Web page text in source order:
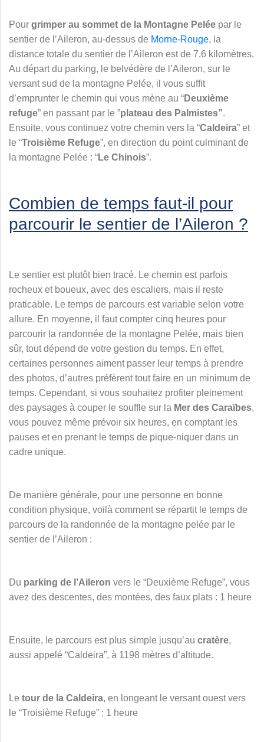
Pour grimper au sommet de la Montagne Pelée par le
sentier de l’Aileron, au-dessus de Morne-Rouge, la
distance totale du sentier de l’Aileron est de 7.6 kilomètres.
Au départ du parking, le belvédère de l’Aileron, sur le
versant sud de la montagne Pelée, il vous suffit
d’emprunter le chemin qui vous mène au “Deuxième
refuge” en passant par le ”plateau des Palmistes”.
Ensuite, vous continuez votre chemin vers la “Caldeira” et
le “Troisième Refuge”, en direction du point culminant de
la montagne Pelée : “Le Chinois”.
Combien de temps faut-il pour
parcourir le sentier de l’Aileron ?
Le sentier est plutôt bien tracé. Le chemin est parfois
rocheux et boueux, avec des escaliers, mais il reste
praticable. Le temps de parcours est variable selon votre
allure. En moyenne, il faut compter cinq heures pour
parcourir la randonnée de la montagne Pelée, mais bien
sûr, tout dépend de votre gestion du temps. En effet,
certaines personnes aiment passer leur temps à prendre
des photos, d’autres préfèrent tout faire en un minimum de
temps. Cependant, si vous souhaitez profiter pleinement
des paysages à couper le souffle sur la Mer des Caraïbes,
vous pouvez même prévoir six heures, en comptant les
pauses et en prenant le temps de pique-niquer dans un
cadre unique.
De manière générale, pour une personne en bonne
condition physique, voilà comment se répartit le temps de
parcours de la randonnée de la montagne pelée par le
sentier de l’Aileron :
Du parking de l’Aileron vers le “Deuxième Refuge”, vous
avez des descentes, des montées, des faux plats : 1 heure
Ensuite, le parcours est plus simple jusqu’au cratère,
aussi appelé “Caldeira”, à 1198 mètres d’altitude.
Le tour de la Caldeira, en longeant le versant ouest vers
le “Troisième Refuge” : 1 heure